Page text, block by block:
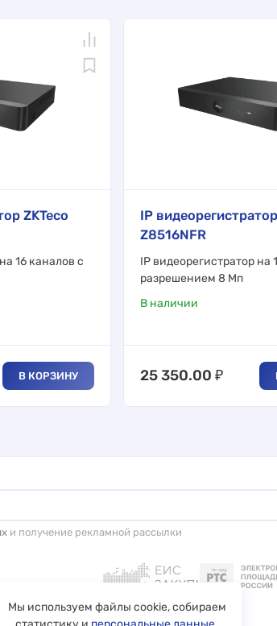
ZKTeco
16 каналов с
В КОРЗИНУ
IP
Z8516NFR
IP видеорегистратор на
разрешением 8 Мп
В наличии
25 350.00 ₽
и получение рекламной рассылки
Мы используем файлы cookie, собираем